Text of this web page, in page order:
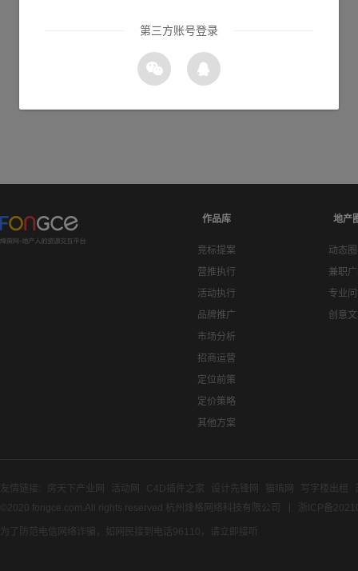
作品库
竞标提案
营推执行
活动执行
品牌推广
市场分析
招商运营
定位前策
定价策略
其他方案
地产
动态
兼职
专业
创意
友情链接: 房天下产业网 活动网 C4D插件之家 设计先锋网 猫啃网 写字楼出租
©2020 fongce.com.All rights reserved 杭州烽格网络科技有限公司
浙ICP备
为了防范电信网络诈骗，如网民接到电话96110，请立即接听
第三方账号登录